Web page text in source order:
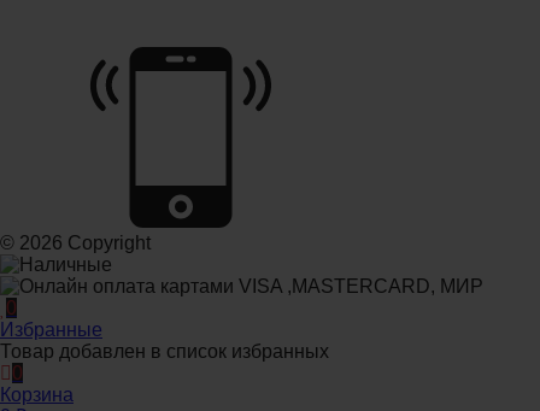
© 2026 Copyright
0
Избранные
Товар добавлен в список избранных
0
Корзина